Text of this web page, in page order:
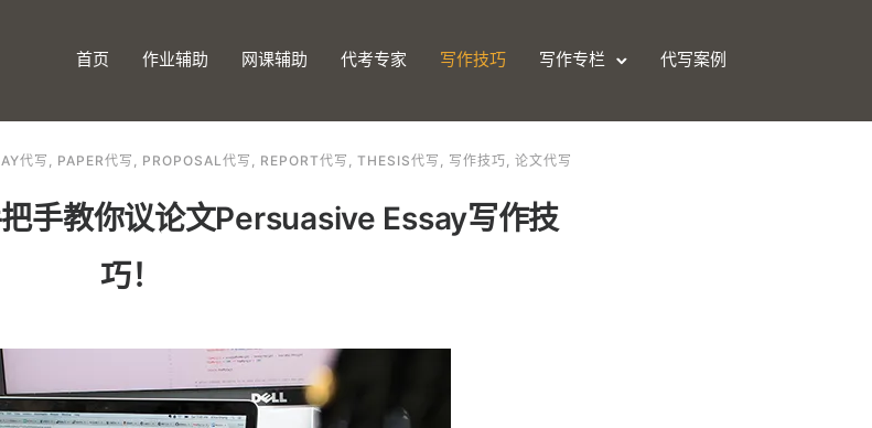
首页 作业辅助 网课辅助 代考专家 写作技巧 写作专栏 代写案例
代写 , PAPER代写 , PROPOSAL代写 , REPORT代写 , THESIS代写 , 写作技巧, 论文代写
手教你议论文Persuasive Essay写作技
巧！